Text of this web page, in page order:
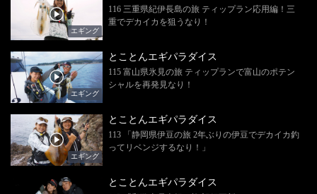
エギング
116 三重県紀伊長島の旅 ティップラン応用編！三
重でデカイカを狙うなり！
エギング
とことんエギパラダイス
115 富山県氷見の旅 ティップランで富山のポテン
シャルを再発見なり！
エギング
とことんエギパラダイス
113 「静岡県伊豆の旅 2年ぶりの伊豆でデカイカ釣
ってリベンジするなり！」
とことんエギパラダイス